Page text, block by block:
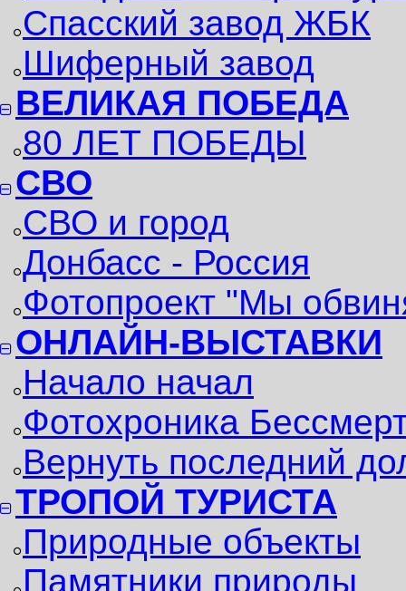
Спасский завод ЖБК
Шиферный завод
ВЕЛИКАЯ ПОБЕДА
80 ЛЕТ ПОБЕДЫ
СВО
СВО и город
Донбасс - Россия
Фотопроект "Мы
ОНЛАЙН-ВЫСТАВКИ
Начало начал
Фотохроника
Вернуть последний
ТРОПОЙ ТУРИСТА
Природные объекты
Памятники природы